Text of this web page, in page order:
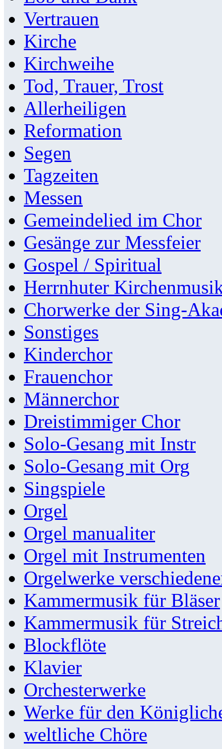
Vertrauen
Kirche
Kirchweihe
Tod, Trauer, Trost
Allerheiligen
Reformation
Segen
Tagzeiten
Messen
Gemeindelied im Chor
Gesänge zur Messfeier
Gospel / Spiritual
Herrnhuter
Chorwerke der Sing-
Sonstiges
Kinderchor
Frauenchor
Männerchor
Dreistimmiger Chor
Solo-Gesang mit Instr
Solo-Gesang mit Org
Singspiele
Orgel
Orgel manualiter
Orgel mit Instrumenten
Orgelwerke
Kammermusik für Bläser
Kammermusik für
Blockflöte
Klavier
Orchesterwerke
Werke für den
weltliche Chöre